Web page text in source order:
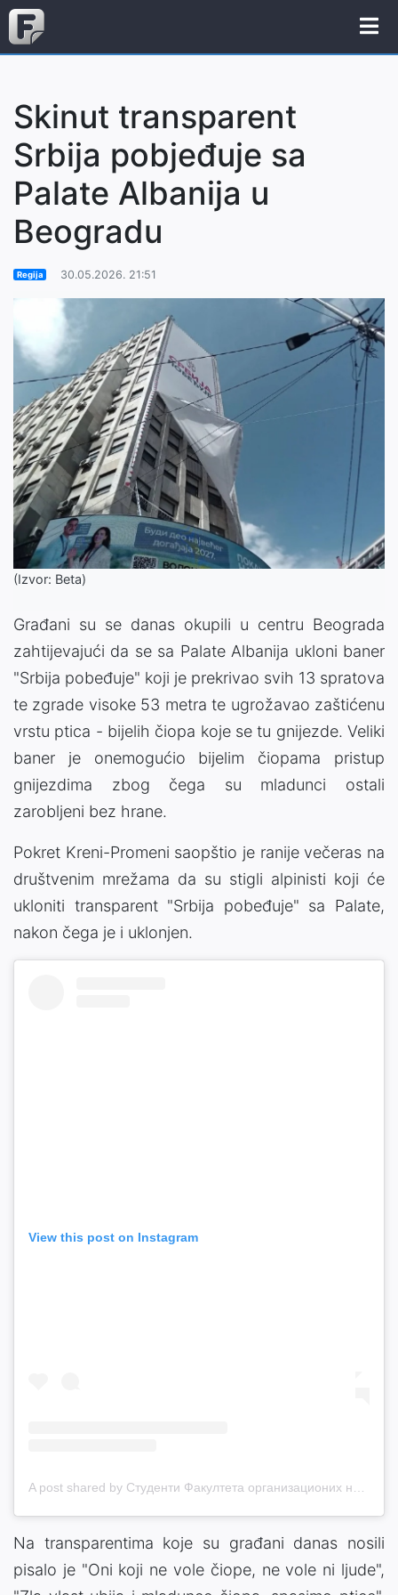
Skinut transparent
Srbija pobjeđuje sa
Palate Albanija u
Beogradu
Regija 30.05.2026. 21:51
(Izvor: Beta)
Građani su se danas okupili u centru Beograda
zahtijevajući da se sa Palate Albanija ukloni baner
"Srbija pobeđuje" koji je prekrivao svih 13 spratova
te zgrade visoke 53 metra te ugrožavao zaštićenu
vrstu ptica - bijelih čiopa koje se tu gnijezde. Veliki
baner je onemogućio bijеlim čiopama pristup
gnijеzdima zbog čega su mladunci ostali
zarobljеni bez hrane.
Pokret Kreni-Promeni saopštio je ranije večeras na
društvenim mrežama da su stigli alpinisti koji će
ukloniti transparent "Srbija pobeđuje" sa Palate,
nakon čega je i uklonjen.
View this post on Instagram
A post shared by Студенти Факултета организационих наука Универзитета у Београду (@blokada.fon)
Na transparentima koje su građani danas nosili
pisalo je "Oni koji ne vole čiope, ne vole ni ljude",